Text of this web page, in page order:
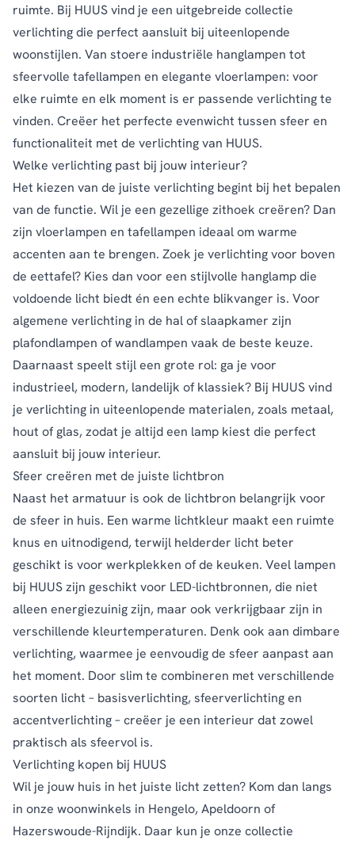
ruimte. Bij HUUS vind je een uitgebreide collectie
verlichting die perfect aansluit bij uiteenlopende
woonstijlen. Van stoere industriële hanglampen tot
sfeervolle tafellampen en elegante vloerlampen: voor
elke ruimte en elk moment is er passende verlichting te
vinden. Creëer het perfecte evenwicht tussen sfeer en
functionaliteit met de verlichting van HUUS.
Welke verlichting past bij jouw interieur?
Het kiezen van de juiste verlichting begint bij het bepalen
van de functie. Wil je een gezellige zithoek creëren? Dan
zijn vloerlampen en tafellampen ideaal om warme
accenten aan te brengen. Zoek je verlichting voor boven
de eettafel? Kies dan voor een stijlvolle hanglamp die
voldoende licht biedt én een echte blikvanger is. Voor
algemene verlichting in de hal of slaapkamer zijn
plafondlampen of wandlampen vaak de beste keuze.
Daarnaast speelt stijl een grote rol: ga je voor
industrieel, modern, landelijk of klassiek? Bij HUUS vind
je verlichting in uiteenlopende materialen, zoals metaal,
hout of glas, zodat je altijd een lamp kiest die perfect
aansluit bij jouw interieur.
Sfeer creëren met de juiste lichtbron
Naast het armatuur is ook de lichtbron belangrijk voor
de sfeer in huis. Een warme lichtkleur maakt een ruimte
knus en uitnodigend, terwijl helderder licht beter
geschikt is voor werkplekken of de keuken. Veel lampen
bij HUUS zijn geschikt voor LED-lichtbronnen, die niet
alleen energiezuinig zijn, maar ook verkrijgbaar zijn in
verschillende kleurtemperaturen. Denk ook aan dimbare
verlichting, waarmee je eenvoudig de sfeer aanpast aan
het moment. Door slim te combineren met verschillende
soorten licht – basisverlichting, sfeerverlichting en
accentverlichting – creëer je een interieur dat zowel
praktisch als sfeervol is.
Verlichting kopen bij HUUS
Wil je jouw huis in het juiste licht zetten? Kom dan langs
in onze woonwinkels in Hengelo, Apeldoorn of
Hazerswoude-Rijndijk. Daar kun je onze collectie